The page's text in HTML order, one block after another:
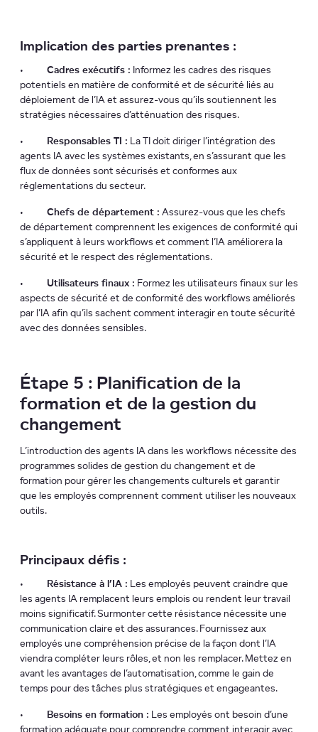
Implication des parties prenantes :
• Cadres exécutifs : Informez les cadres des risques
potentiels en matière de conformité et de sécurité liés au
déploiement de l’IA et assurez-vous qu’ils soutiennent les
stratégies nécessaires d’atténuation des risques.
• Responsables TI : La TI doit diriger l’intégration des
agents IA avec les systèmes existants, en s’assurant que les
flux de données sont sécurisés et conformes aux
réglementations du secteur.
• Chefs de département : Assurez-vous que les chefs
de département comprennent les exigences de conformité qui
s’appliquent à leurs workflows et comment l’IA améliorera la
sécurité et le respect des réglementations.
• Utilisateurs finaux : Formez les utilisateurs finaux sur les
aspects de sécurité et de conformité des workflows améliorés
par l’IA afin qu’ils sachent comment interagir en toute sécurité
avec des données sensibles.
Étape 5 : Planification de la
formation et de la gestion du
changement
L’introduction des agents IA dans les workflows nécessite des
programmes solides de gestion du changement et de
formation pour gérer les changements culturels et garantir
que les employés comprennent comment utiliser les nouveaux
outils.
Principaux défis :
• Résistance à l’IA : Les employés peuvent craindre que
les agents IA remplacent leurs emplois ou rendent leur travail
moins significatif. Surmonter cette résistance nécessite une
communication claire et des assurances. Fournissez aux
employés une compréhension précise de la façon dont l’IA
viendra compléter leurs rôles, et non les remplacer. Mettez en
avant les avantages de l’automatisation, comme le gain de
temps pour des tâches plus stratégiques et engageantes.
• Besoins en formation : Les employés ont besoin d’une
formation adéquate pour comprendre comment interagir avec